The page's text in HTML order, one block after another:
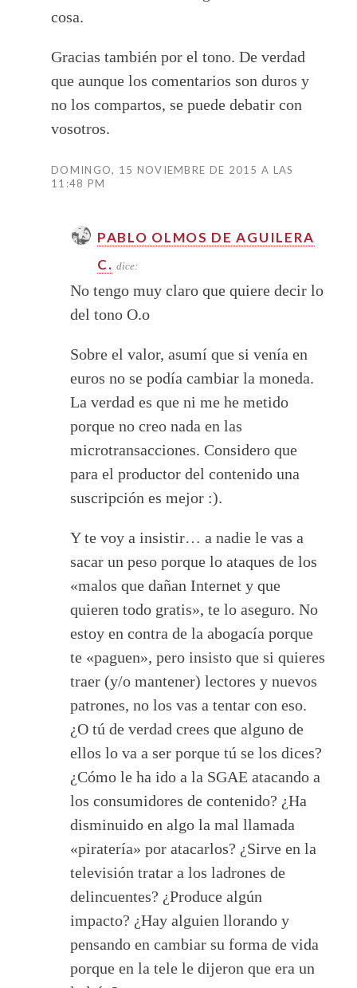
cosa.
Gracias también por el tono. De verdad
que aunque los comentarios son duros y
no los compartos, se puede debatir con
vosotros.
DOMINGO, 15 NOVIEMBRE DE 2015 A LAS
11:48 PM
PABLO OLMOS DE AGUILERA
C. dice:
No tengo muy claro que quiere decir lo
del tono O.o
Sobre el valor, asumí que si venía en
euros no se podía cambiar la moneda.
La verdad es que ni me he metido
porque no creo nada en las
microtransacciones. Considero que
para el productor del contenido una
suscripción es mejor :).
Y te voy a insistir… a nadie le vas a
sacar un peso porque lo ataques de los
«malos que dañan Internet y que
quieren todo gratis», te lo aseguro. No
estoy en contra de la abogacía porque
te «paguen», pero insisto que si quieres
traer (y/o mantener) lectores y nuevos
patrones, no los vas a tentar con eso.
¿O tú de verdad crees que alguno de
ellos lo va a ser porque tú se los dices?
¿Cómo le ha ido a la SGAE atacando a
los consumidores de contenido? ¿Ha
disminuido en algo la mal llamada
«piratería» por atacarlos? ¿Sirve en la
televisión tratar a los ladrones de
delincuentes? ¿Produce algún
impacto? ¿Hay alguien llorando y
pensando en cambiar su forma de vida
porque en la tele le dijeron que era un